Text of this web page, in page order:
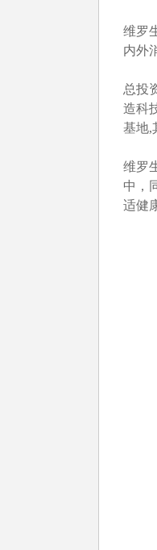
维罗
内外
总投
造科
基地,
维罗
中，
适健